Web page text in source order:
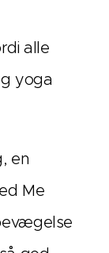
alle
yoga
en
Me